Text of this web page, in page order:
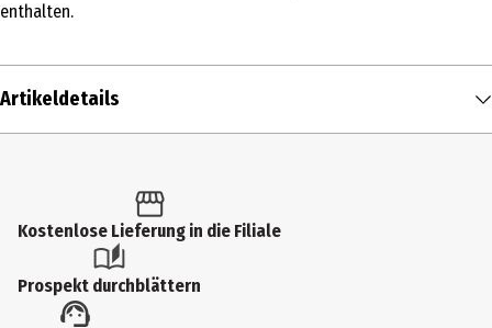
enthalten.
Artikeldetails
Produkttyp
Lieferumfang
Kostenlose Lieferung in die Filiale
Prospekt durchblättern